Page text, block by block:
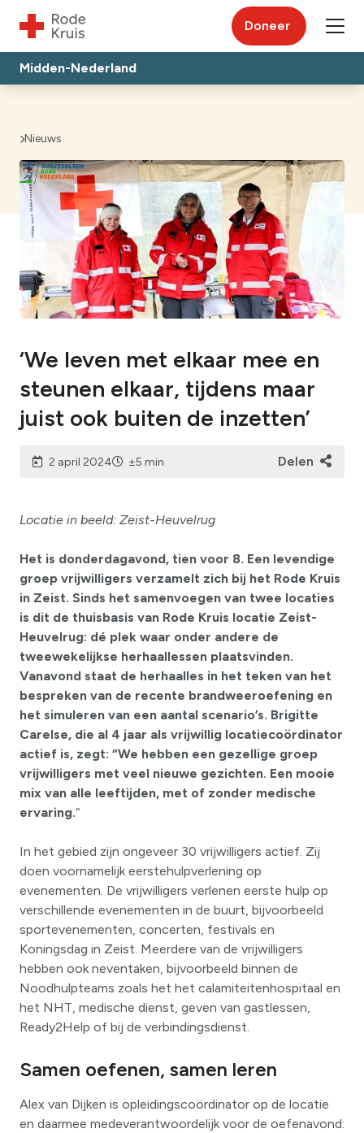
Doneer
Midden-Nederland
Nieuws
‘We leven met elkaar mee en
steunen elkaar, tijdens maar
juist ook buiten de inzetten’
2 april 2024 ±5 min Delen
Locatie in beeld: Zeist-Heuvelrug
Het is donderdagavond, tien voor 8. Een levendige
groep vrijwilligers verzamelt zich bij het Rode Kruis
in Zeist. Sinds het samenvoegen van twee locaties
is dit de thuisbasis van Rode Kruis locatie Zeist-
Heuvelrug: dé plek waar onder andere de
tweewekelijkse herhaallessen plaatsvinden.
Vanavond staat de herhaalles in het teken van het
bespreken van de recente brandweeroefening en
het simuleren van een aantal scenario’s. Brigitte
Carelse, die al 4 jaar als vrijwillig locatiecoördinator
actief is, zegt: “We hebben een gezellige groep
vrijwilligers met veel nieuwe gezichten. Een mooie
mix van alle leeftijden, met of zonder medische
ervaring.“
In het gebied zijn ongeveer 30 vrijwilligers actief. Zij
doen voornamelijk eerstehulpverlening op
evenementen. De vrijwilligers verlenen eerste hulp op
verschillende evenementen in de buurt, bijvoorbeeld
sportevenementen, concerten, festivals en
Koningsdag in Zeist. Meerdere van de vrijwilligers
hebben ook neventaken, bijvoorbeeld binnen de
Noodhulpteams zoals het het calamiteitenhospitaal en
het NHT, medische dienst, geven van gastlessen,
Ready2Help of bij de verbindingsdienst.
Samen oefenen, samen leren
Alex van Dijken is opleidingscoördinator op de locatie
en daarmee medeverantwoordelijk voor de oefenavond: